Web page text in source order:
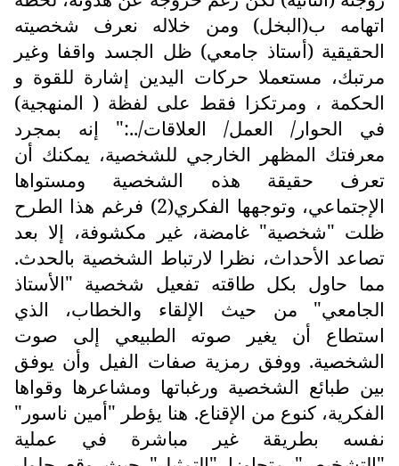
اتهامه ب(البخل) ومن خلاله نعرف شخصيته
الحقيقية (أستاذ جامعي) ظل الجسد واقفا وغير
مرتبك، مستعملا حركات اليدين إشارة للقوة و
الحكمة ، ومرتكزا فقط على لفظة ( المنهجية)
في الحوار/ العمل/ العلاقات/..:" إنه بمجرد
معرفتك المظهر الخارجي للشخصية، يمكنك أن
تعرف حقيقة هذه الشخصية ومستواها
الإجتماعي، وتوجهها الفكري(2) فرغم هذا الطرح
ظلت "شخصية" غامضة، غير مكشوفة، إلا بعد
تصاعد الأحداث، نظرا لارتباط الشخصية بالحدث.
مما حاول بكل طاقته تفعيل شخصية "الأستاذ
الجامعي" من حيث الإلقاء والخطاب، الذي
استطاع أن يغير صوته الطبيعي إلى صوت
الشخصية. ووفق رمزية صفات الفيل وأن يوفق
بين طبائع الشخصية ورغباتها ومشاعرها وقواها
الفكرية، كنوع من الإقناع. هنا يؤطر "أمين ناسور"
نفسه بطريقة غير مباشرة في عملية